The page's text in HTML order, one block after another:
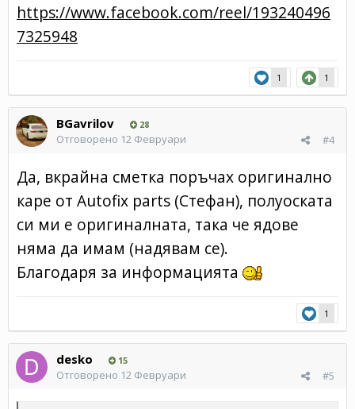
https://www.facebook.com/reel/193240496
7325948
1 1
BGavrilov 28
#4
Отговорено 12 Февруари
Да, вкрайна сметка поръчах оригинално
каре от Autofix parts (Стефан), полуоската
си ми е оригиналната, така че ядове
няма да имам (надявам се).
Благодаря за информацията
1
desko 15
#5
Отговорено 12 Февруари